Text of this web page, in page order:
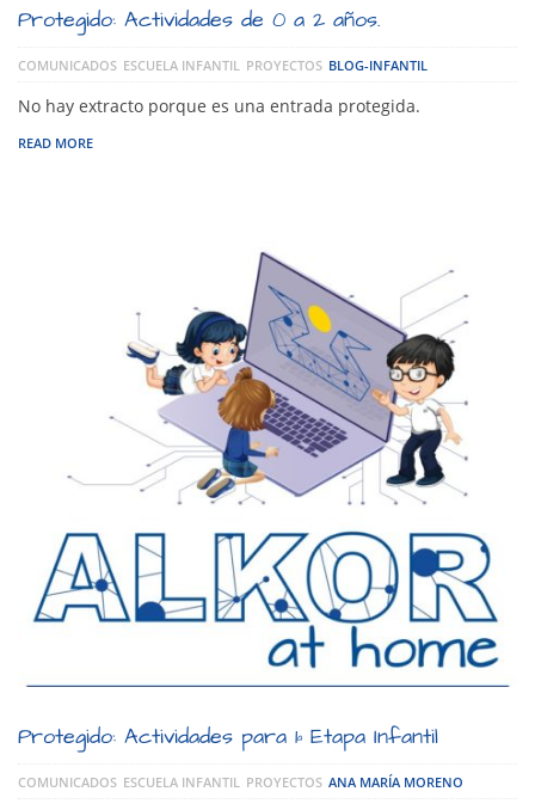
Protegido: Actividades de 0 a 2 años.
COMUNICADOS ESCUELA INFANTIL PROYECTOS BLOG-INFANTIL
No hay extracto porque es una entrada protegida.
READ MORE
Protegido: Actividades para 1ª Etapa Infantil
COMUNICADOS ESCUELA INFANTIL PROYECTOS ANA MARÍA MORENO